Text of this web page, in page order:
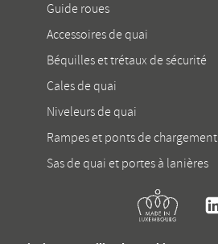
Guide roues
Accessoires de quai
Béquilles et trétaux de sécurité
Cales de quai
Niveleurs de quai
Rampes et ponts de chargement
Sas de quai et portes à lanières